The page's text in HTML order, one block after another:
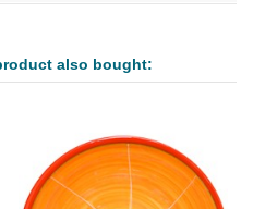
also bought: